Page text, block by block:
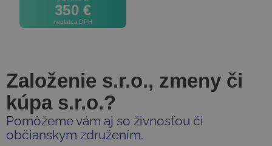
350 €
neplatca DPH
Založenie s.r.o., zmeny či
kúpa s.r.o.?
Pomôžeme vám aj so živnosťou či
občianskym združením.